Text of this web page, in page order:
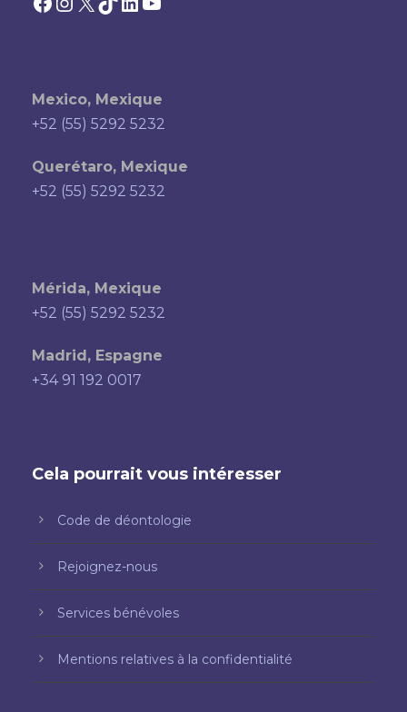
Mexico, Mexique
+52 (55) 5292 5232
Querétaro, Mexique
+52 (55) 5292 5232
Mérida, Mexique
+52 (55) 5292 5232
Madrid, Espagne
+34 91 192 0017
Cela pourrait vous intéresser
Code de déontologie
Rejoignez-nous
Services bénévoles
Mentions relatives à la confidentialité